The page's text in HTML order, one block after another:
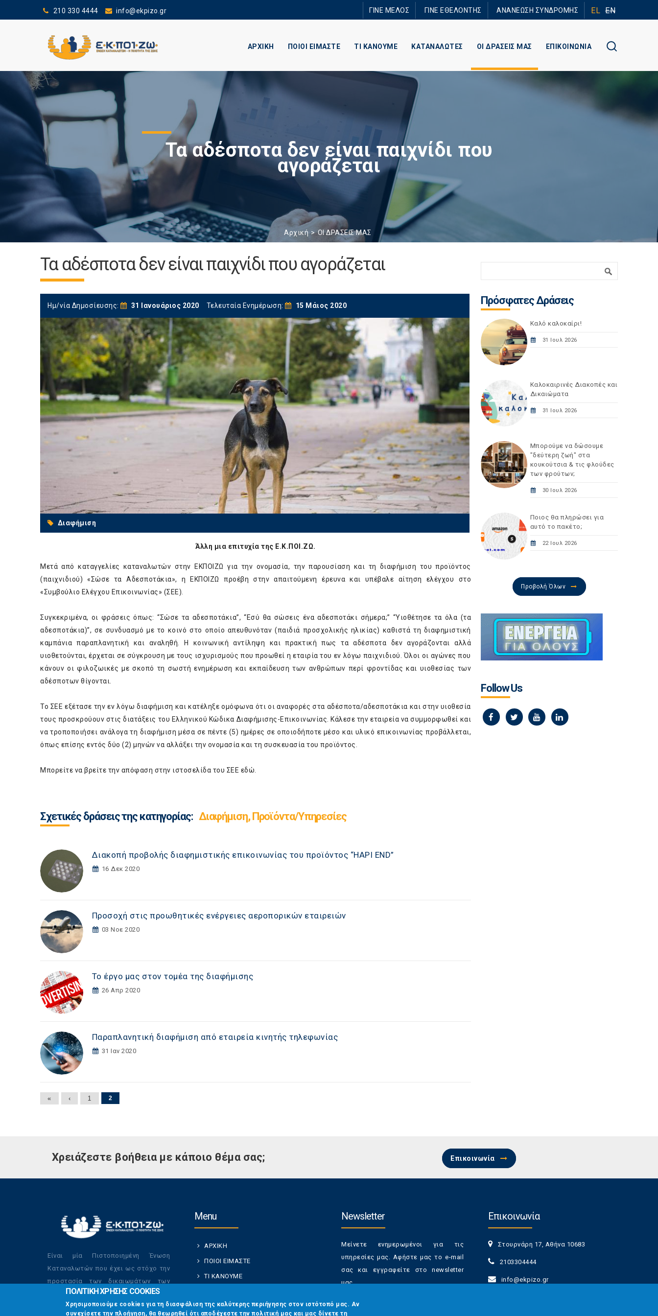
210 330 4444 info@ekpizo.gr ΓΙΝΕ ΜΕΛΟΣ ΓΙΝΕ ΕΘΕΛΟΝΤΗΣ ΑΝΑΝΕΩΣΗ ΣΥΝΔΡΟΜΗΣ EL EN
ΑΡΧΙΚΗ ΠΟΙΟΙ ΕΙΜΑΣΤΕ ΤΙ ΚΑΝΟΥΜΕ ΚΑΤΑΝΑΛΩΤΕΣ ΟΙ ΔΡΑΣΕΙΣ ΜΑΣ ΕΠΙΚΟΙΝΩΝΙΑ
Τα αδέσποτα δεν είναι παιχνίδι που
αγοράζεται
Αρχική ΟΙ ΔΡΑΣΕΙΣ ΜΑΣ
Τα αδέσποτα δεν είναι παιχνίδι που αγοράζεται
Ημ/νία Δημοσίευσης: 31 Ιανουάριος 2020 Τελευταία Ενημέρωση: 15 Μάιος 2020
Διαφήμιση
Άλλη μια επιτυχία της Ε.Κ.ΠΟΙ.ΖΩ.
Μετά από καταγγελίες καταναλωτών στην ΕΚΠΟΙΖΩ για την ονομασία, την παρουσίαση και τη διαφήμιση του προϊόντος
(παιχνιδιού) «Σώσε τα Αδεσποτάκια», η ΕΚΠΟΙΖΩ προέβη στην απαιτούμενη έρευνα και υπέβαλε αίτηση ελέγχου στο
«Συμβούλιο Ελέγχου Επικοινωνίας» (ΣΕΕ).
Συγκεκριμένα, οι φράσεις όπως: “Σώσε τα αδεσποτάκια”, “Εσύ θα σώσεις ένα αδεσποτάκι σήμερα;” “Υιοθέτησε τα όλα (τα
αδεσποτάκια)”, σε συνδυασμό με το κοινό στο οποίο απευθυνόταν (παιδιά προσχολικής ηλικίας) καθιστά τη διαφημιστική
καμπάνια παραπλανητική και αναληθή. Η κοινωνική αντίληψη και πρακτική πως τα αδέσποτα δεν αγοράζονται αλλά
υιοθετούνται, έρχεται σε σύγκρουση με τους ισχυρισμούς που προωθεί η εταιρία του εν λόγω παιχνιδιού. Όλοι οι αγώνες που
κάνουν οι φιλοζωικές με σκοπό τη σωστή ενημέρωση και εκπαίδευση των ανθρώπων περί φροντίδας και υιοθεσίας των
αδέσποτων θίγονται.
Το ΣΕΕ εξέτασε την εν λόγω διαφήμιση και κατέληξε ομόφωνα ότι οι αναφορές στα αδέσποτα/αδεσποτάκια και στην υιοθεσία
τους προσκρούουν στις διατάξεις του Ελληνικού Κώδικα Διαφήμισης-Επικοινωνίας. Κάλεσε την εταιρεία να συμμορφωθεί και
να τροποποιήσει ανάλογα τη διαφήμιση μέσα σε πέντε (5) ημέρες σε οποιοδήποτε μέσο και υλικό επικοινωνίας προβάλλεται,
όπως επίσης εντός δύο (2) μηνών να αλλάξει την ονομασία και τη συσκευασία του προϊόντος.
Μπορείτε να βρείτε την απόφαση στην ιστοσελίδα του ΣΕΕ εδώ
Σχετικές δράσεις της κατηγορίας: Διαφήμιση, Προϊόντα/Υπηρεσίες
Διακοπή προβολής διαφημιστικής επικοινωνίας του προϊόντος “HAPI END”
16 Δεκ 2020
Προσοχή στις προωθητικές ενέργειες αεροπορικών εταιρειών
03 Νοε 2020
Το έργο μας στον τομέα της διαφήμισης
26 Απρ 2020
Παραπλανητική διαφήμιση από εταιρεία κινητής τηλεφωνίας
31 Ιαν 2020
Σελίδες
« ‹ 1 2
Πρόσφατες Δράσεις
Καλό καλοκαίρι!
31 Ιουλ 2026
Καλοκαιρινές Διακοπές και
Δικαιώματα
31 Ιουλ 2026
Μπορούμε να δώσουμε
"δεύτερη ζωή" στα
κουκούτσια & τις φλούδες
των φρούτων;
30 Ιουλ 2026
Ποιος θα πληρώσει για
αυτό το πακέτο;
22 Ιουλ 2026
Προβολή Όλων
Follow Us
Χρειάζεστε βοήθεια με κάποιο θέμα σας; Επικοινωνία
Είναι μία Πιστοποιημένη Ένωση
Καταναλωτών που έχει ως στόχο την
προστασία των δικαιωμάτων των
καταναλωτών και την βελτίωση της
ποιότητας της ζωής τους.
Menu
ΑΡΧΙΚΗ
ΠΟΙΟΙ ΕΙΜΑΣΤΕ
ΤΙ ΚΑΝΟΥΜΕ
ΟΙ ΔΡΑΣΕΙΣ ΜΑΣ
Newsletter
Μείνετε ενημερωμένοι για τις
υπηρεσίες μας. Αφήστε μας το e-mail
σας και εγγραφείτε στο newsletter
μας.
Έχετε τη δυνατότητα απεγγραφής
Επικοινωνία
Στουρνάρη 17, Αθήνα 10683
2103304444
info@ekpizo.gr
ΠΟΛΙΤΙΚΗ ΧΡΗΣΗΣ COOKIES
Χρησιμοποιούμε cookies για τη διασφάλιση της καλύτερης περιήγησης στον ιστότοπό μας. Αν
συνεχίσετε την πλοήγηση, θα θεωρηθεί ότι αποδέχεστε την πολιτική μας και μας δίνετε τη